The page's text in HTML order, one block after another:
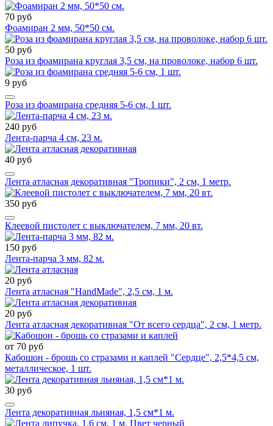
70 руб
Фоамиран 2 мм, 50*50 см.
50 руб
Роза из фоамирана круглая 3,5 см, на проволоке, набор 6 шт.
9 руб
Роза из фоамирана средняя 5-6 см, 1 шт.
240 руб
Лента-парча 4 см, 23 м.
40 руб
Лента атласная декоративная "Тропики", 2 см, 1 метр.
350 руб
Клеевой пистолет с выключателем, 7 мм, 20 вт.
150 руб
Лента-парча 3 мм, 82 м.
20 руб
Лента атласная "HandMade", 2,5 см, 1 м.
20 руб
Лента атласная декоративная "От всего сердца", 2 см, 1 метр.
от 70 руб
Кабошон - брошь со стразами и каплей "Сердце", 2,5*4,5 см,
металлическое, 1 шт.
30 руб
Лента декоративная льняная, 1,5 см*1 м.